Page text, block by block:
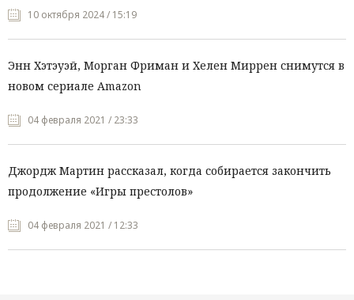
10 октября 2024 / 15:19
Энн Хэтэуэй, Морган Фриман и Хелен Миррен снимутся в
новом сериале Amazon
04 февраля 2021 / 23:33
Джордж Мартин рассказал, когда собирается закончить
продолжение «Игры престолов»
04 февраля 2021 / 12:33